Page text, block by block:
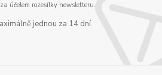
za účelem rozesílky newsletteru.
jednou za 14 dní.